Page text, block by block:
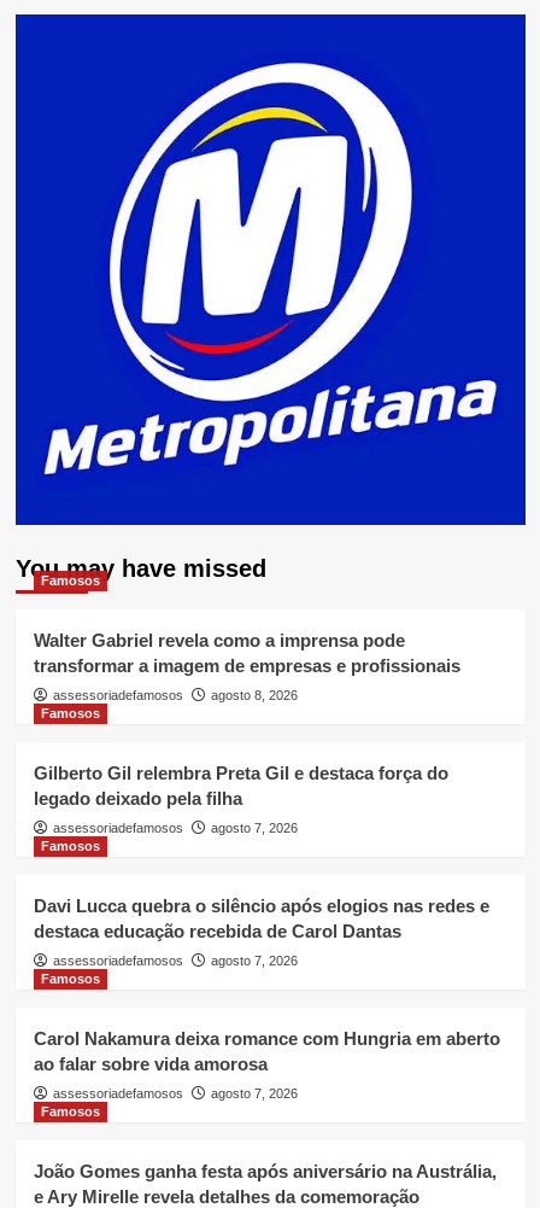
You may have missed
Famosos
Walter Gabriel revela como a imprensa pode
transformar a imagem de empresas e profissionais
assessoriadefamosos
agosto 8, 2026
Famosos
Gilberto Gil relembra Preta Gil e destaca força do
legado deixado pela filha
assessoriadefamosos
agosto 7, 2026
Famosos
Davi Lucca quebra o silêncio após elogios nas redes e
destaca educação recebida de Carol Dantas
assessoriadefamosos
agosto 7, 2026
Famosos
Carol Nakamura deixa romance com Hungria em aberto
ao falar sobre vida amorosa
assessoriadefamosos
agosto 7, 2026
Famosos
João Gomes ganha festa após aniversário na Austrália,
e Ary Mirelle revela detalhes da comemoração